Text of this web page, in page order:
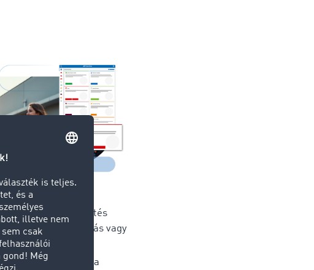
küldeménykövetés
GPS, alkalmazás vagy
módon
eldöntheti, hogy a